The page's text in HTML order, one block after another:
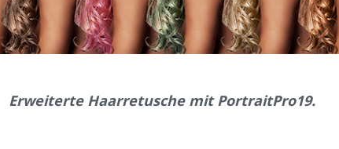
Erweiterte Haarretusche mit PortraitPro19.